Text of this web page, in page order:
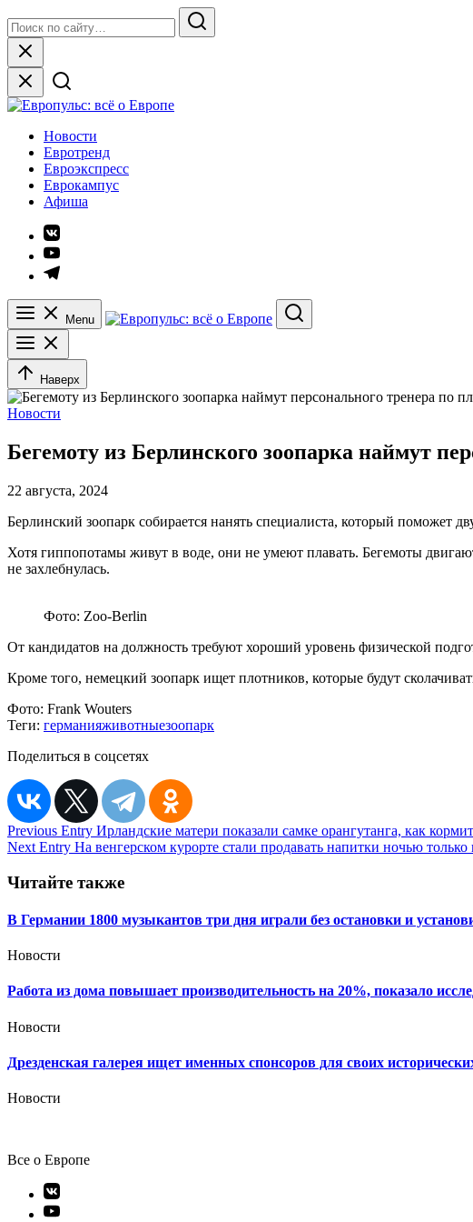
to
content
for:
Search
Close
Европульс: всё о Европе
Новости
Евротренд
Евроэкспресс
Еврокампус
Афиша
Элемент
меню
Элемент
меню
Элемент
Menu
Search
Наверх
Новости
Бегемоту из Берлинского зоопарка наймут
22 августа, 2024
Берлинский зоопарк собирается нанять специалиста, который поможет
Хотя гиппопотамы живут в воде, они не умеют плавать. Бегемоты
не захлебнулась.
Фото: Zoo-Berlin
От кандидатов на должность требуют хороший уровень физической
Кроме того, немецкий зоопарк ищет плотников, которые будут
Фото: Frank Wouters
Теги: германияживотныезоопарк
Поделиться в соцсетях
Навигация
по
записям
Previous Entry Ирландские матери показали самке орангутанга, как
Next Entry На венгерском курорте стали продавать напитки ночью
Читайте также
В Германии 1800 музыкантов три дня играли без остановки и
Новости
Работа из дома повышает производительность на 20%, показало
Новости
Дрезденская галерея ищет именных спонсоров для своих
Новости
Все о Европе
Элемент
меню
Элемент